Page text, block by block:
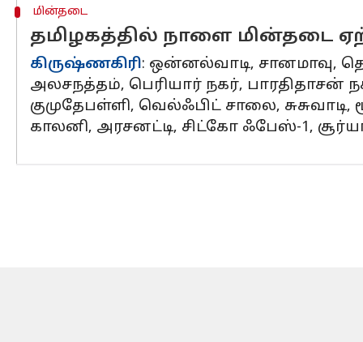
மின்தடை
தமிழகத்தில் நாளை மின்தடை
கிருஷ்ணகிரி: ஒன்னல்வாடி, சானமாவு,
அலசநத்தம், பெரியார் நகர், பாரதிதாசன்
குமுதேபள்ளி, வெல்ஃபிட் சாலை,
காலனி, அரசனட்டி, சிட்கோ ஃபேஸ்-1,